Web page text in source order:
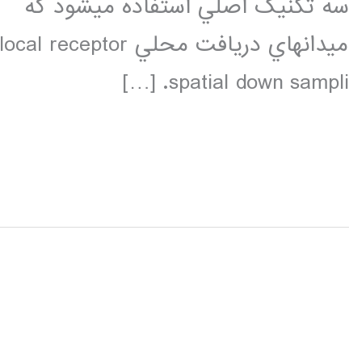
neocognitron ميباشد. درساختار CNN سه تکنيک اصلي استفاده ميشود که
عبارتند از:اشتراک وزنهاweight sharing ميدانهاي دريافت محلي local receptor